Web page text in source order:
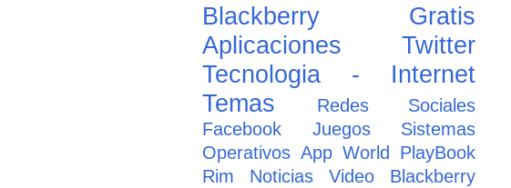
Blackberry
Gratis
Aplicaciones
Twitter
Tecnologia - Internet
Temas
Redes Sociales
Facebook
Juegos
Sistemas
Operativos App World PlayBook
Rim
Noticias Video
Blackberry